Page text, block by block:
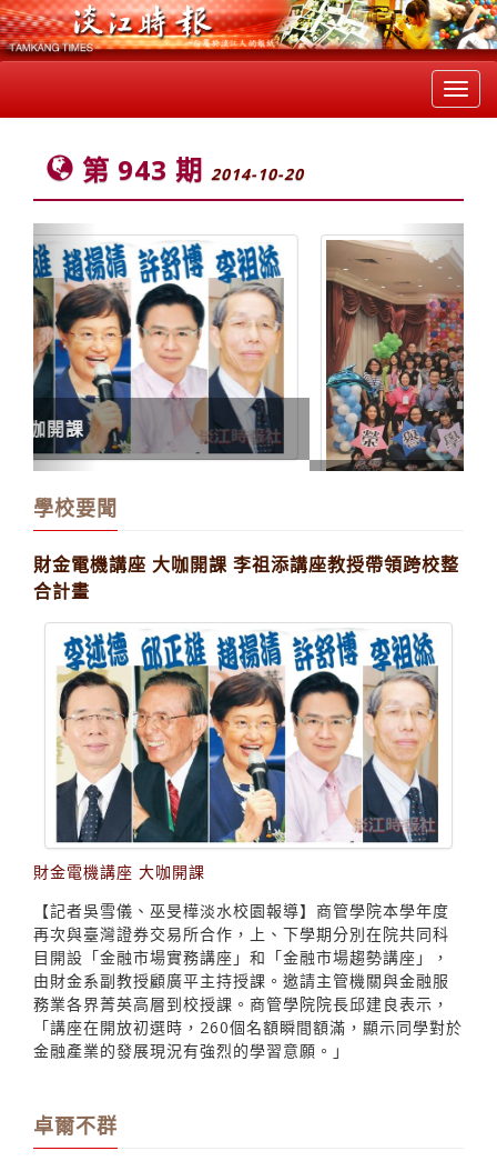
第 943 期 2014-10-20
榮譽生初體驗 淡江文化小測驗
Previous Next
學校要聞
合計畫
財金電機講座 大咖開課
【記者吳雪儀、巫旻樺淡水校園報導】商管學院本學年度
再次與臺灣證券交易所合作，上、下學期分別在院共同科
目開設「金融市場實務講座」和「金融市場趨勢講座」，
由財金系副教授顧廣平主持授課。邀請主管機關與金融服
務業各界菁英高層到校授課。商管學院院長邱建良表示，